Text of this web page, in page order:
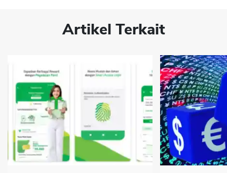
Artikel Terkait